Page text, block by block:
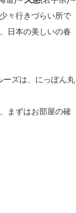
々行きづらい所で
日本の美しいの春
ーズは、にっぽん丸
まずはお部屋の確